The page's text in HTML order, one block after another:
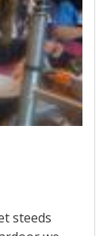
steeds